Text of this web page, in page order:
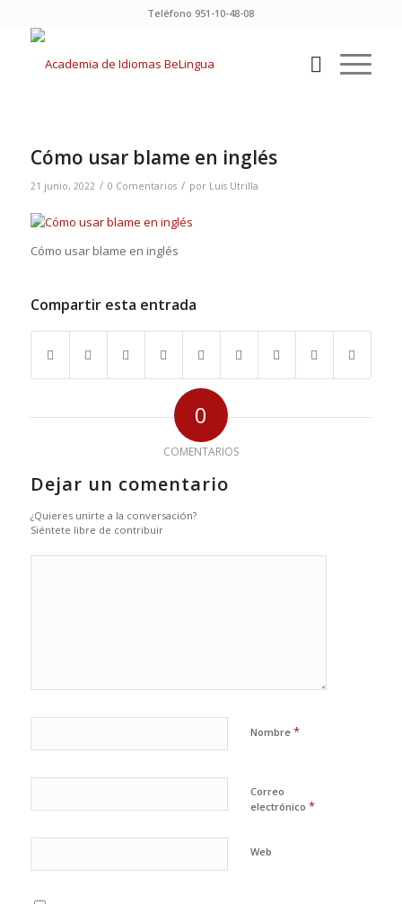
Teléfono 951-10-48-08
Cómo usar blame en inglés
21 junio, 2022 / 0 Comentarios / por Luis Utrilla
Cómo usar blame en inglés
Compartir esta entrada
0
COMENTARIOS
Dejar un comentario
¿Quieres unirte a la conversación?
Siéntete libre de contribuir
Nombre *
Correo
electrónico *
Web